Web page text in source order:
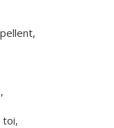
toi,